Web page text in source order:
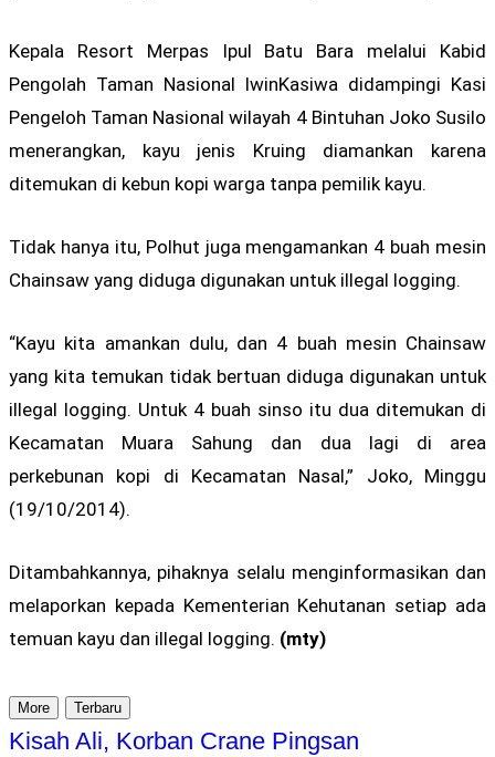
Kepala Resort Merpas Ipul Batu Bara melalui Kabid
Pengolah Taman Nasional IwinKasiwa didampingi Kasi
Pengeloh Taman Nasional wilayah 4 Bintuhan Joko Susilo
menerangkan, kayu jenis Kruing diamankan karena
ditemukan di kebun kopi warga tanpa pemilik kayu.
Tidak hanya itu, Polhut juga mengamankan 4 buah mesin
Chainsaw yang diduga digunakan untuk illegal logging.
“Kayu kita amankan dulu, dan 4 buah mesin Chainsaw
yang kita temukan tidak bertuan diduga digunakan untuk
illegal logging. Untuk 4 buah sinso itu dua ditemukan di
Kecamatan Muara Sahung dan dua lagi di area
perkebunan kopi di Kecamatan Nasal,” Joko, Minggu
(19/10/2014).
Ditambahkannya, pihaknya selalu menginformasikan dan
melaporkan kepada Kementerian Kehutanan setiap ada
temuan kayu dan illegal logging. (mty)
More Terbaru
Kisah Ali, Korban Crane Pingsan